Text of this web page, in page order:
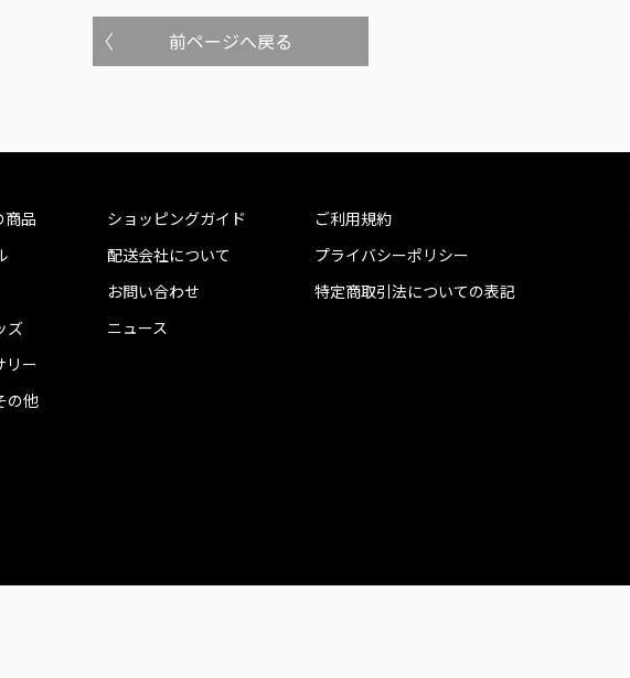
前ページへ戻る
商品
ズ
リー
の他
ショッピングガイド
配送会社について
お問い合わせ
ニュース
ご利用規約
プライバシーポリシー
特定商取引法についての表記